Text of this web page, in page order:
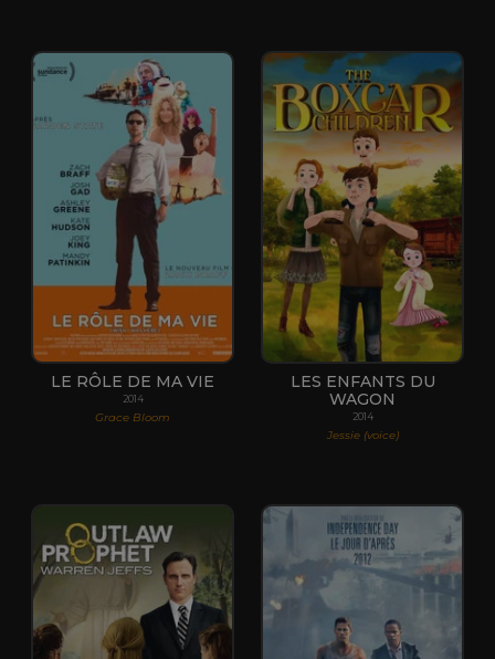
LE RÔLE DE MA VIE
2014
Grace Bloom
LES ENFANTS DU
WAGON
2014
Jessie (voice)